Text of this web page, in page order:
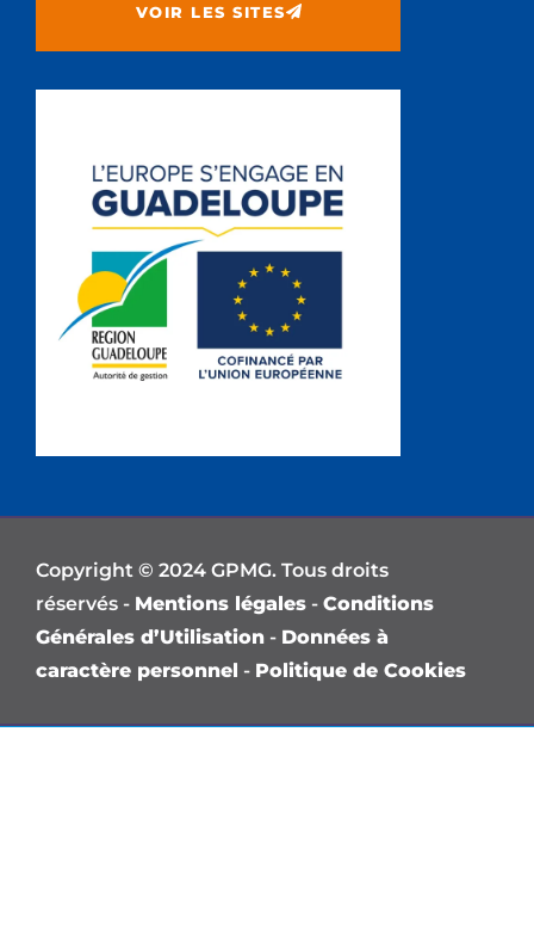
VOIR LES SITES
Copyright © 2024 GPMG. Tous droits
réservés - Mentions légales - Conditions
Générales d’Utilisation - Données à
caractère personnel - Politique de Cookies